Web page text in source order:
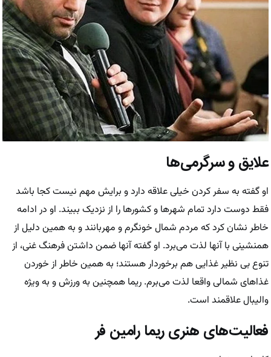
علایق و سرگرمی‌ها
او گفته به سفر کردن خیلی علاقه دارد و برایش مهم نیست کجا باشد
فقط دوست دارد تمام شهر‌ها و کشور‌ها را از نزدیک ببیند. او در ادامه
خاطر نشان کرد که مردم شمال خونگرم و مهربانند و به همین دلیل از
همنشینی با آنها لذت می‌برد. او گفته آنها ضمن داشتن فرهنگ غنی، از
تنوع بی نظیر غذایی هم برخوردار هستند؛ به همین خاطر از خوردن
غذا‌های شمالی واقعا لذت می‌برم. ریما همچنین به ورزش و به ویژه
والیبال علاقمند است.
فعالیت‌های هنری ریما رامین فر